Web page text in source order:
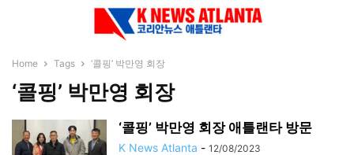
Home Tags ‘콜핑’ 박만영 회장
‘콜핑’ 박만영 회장
‘콜핑’ 박만영 회장 애틀랜타 방문
K News Atlanta - 12/08/2023